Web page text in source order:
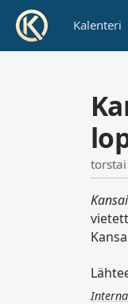
Kalenteri